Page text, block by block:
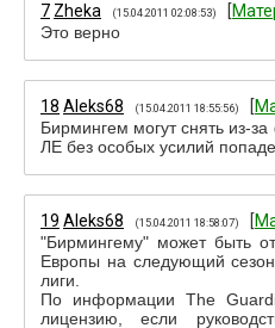
7 Zheka (15.04.2011 02:08:53) [
Это верно
18 Aleks68 (15.04.2011 18:55:56) [
Бирмингем могут снять из-
ЛЕ без особых усилий
19 Aleks68 (15.04.2011 18:58:07) [
"Бирмингему" может быть
Европы на следующий
лиги.
По информации The
лицензию, если